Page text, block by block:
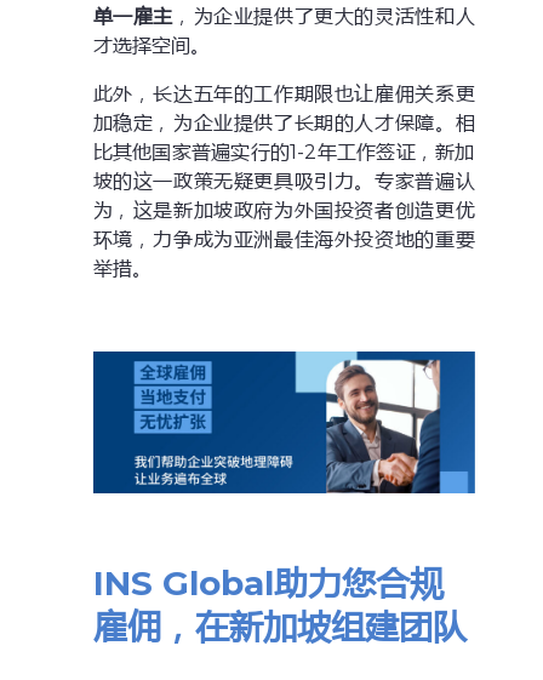
单一雇主，为企业提供了更大的灵活性和人
才选择空间。
此外，长达五年的工作期限也让雇佣关系更
加稳定，为企业提供了长期的人才保障。相
比其他国家普遍实行的1-2年工作签证，新加
坡的这一政策无疑更具吸引力。专家普遍认
为，这是新加坡政府为外国投资者创造更优
环境，力争成为亚洲最佳海外投资地的重要
举措。
INS Global助力您合规
雇佣，在新加坡组建团队